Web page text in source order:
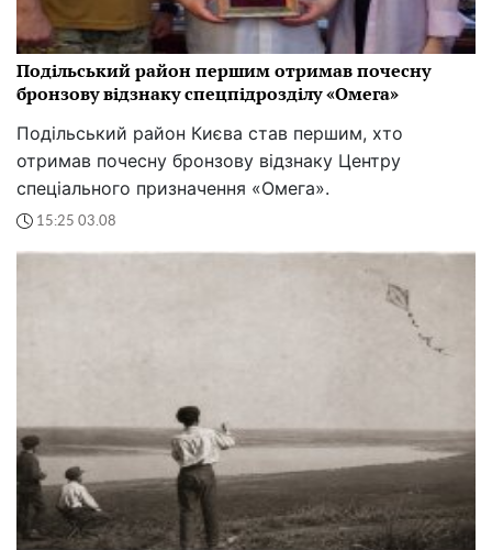
Подільський район першим отримав почесну
бронзову відзнаку спецпідрозділу «Омега»
Подільський район Києва став першим, хто
отримав почесну бронзову відзнаку Центру
спеціального призначення «Омега».
15:25 03.08